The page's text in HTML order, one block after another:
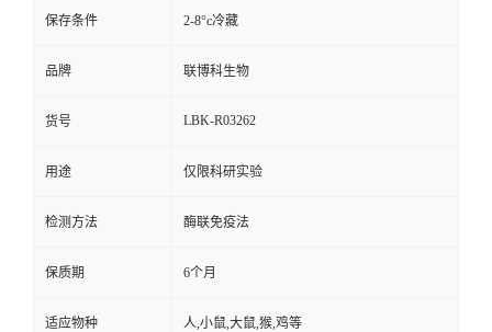
保存条件 2-8°c冷藏
品牌 联博科生物
货号 LBK-R03262
用途 仅限科研实验
检测方法 酶联免疫法
保质期 6个月
适应物种 人,小鼠,大鼠,猴,鸡等